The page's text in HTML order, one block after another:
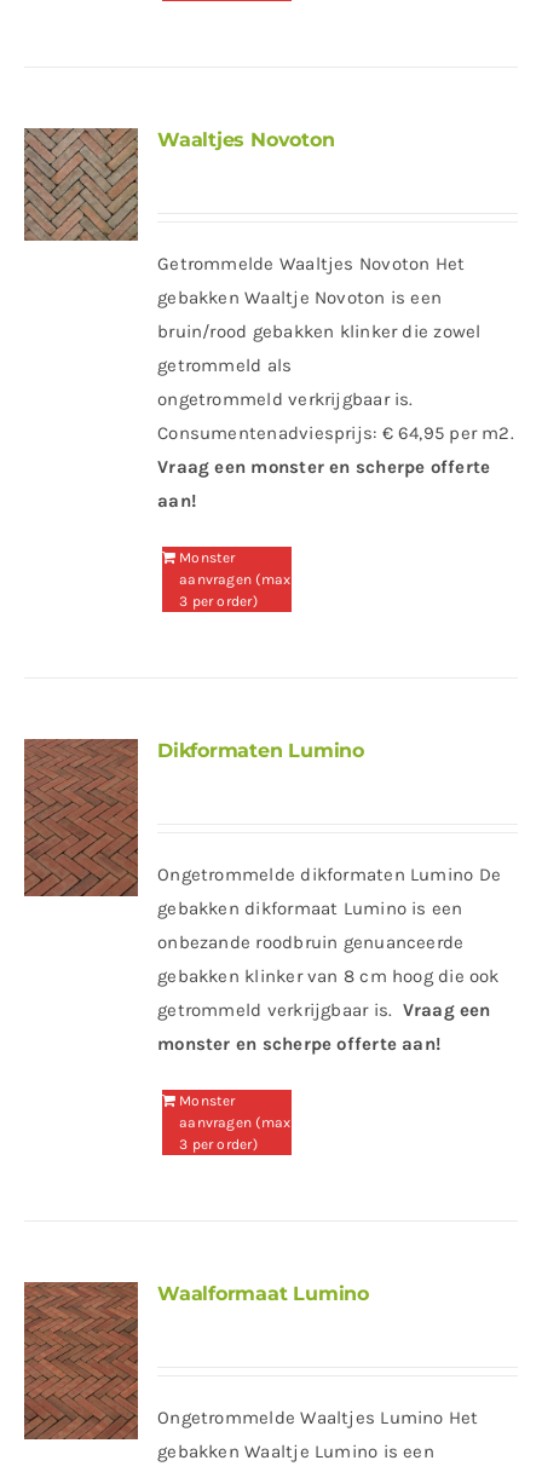
Waaltjes Novoton
Getrommelde Waaltjes Novoton Het
gebakken Waaltje Novoton is een
bruin/rood gebakken klinker die zowel
getrommeld als
ongetrommeld verkrijgbaar is.
Consumentenadviesprijs: € 64,95 per m2.
Vraag een monster en scherpe offerte
aan!
Monster
aanvragen (max
3 per order)
Dikformaten Lumino
Ongetrommelde dikformaten Lumino De
gebakken dikformaat Lumino is een
onbezande roodbruin genuanceerde
gebakken klinker van 8 cm hoog die ook
getrommeld verkrijgbaar is. Vraag een
monster en scherpe offerte aan!
Monster
aanvragen (max
3 per order)
Waalformaat Lumino
Ongetrommelde Waaltjes Lumino Het
gebakken Waaltje Lumino is een